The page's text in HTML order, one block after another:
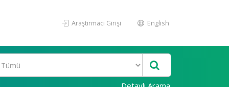
Araştırmacı Girişi English